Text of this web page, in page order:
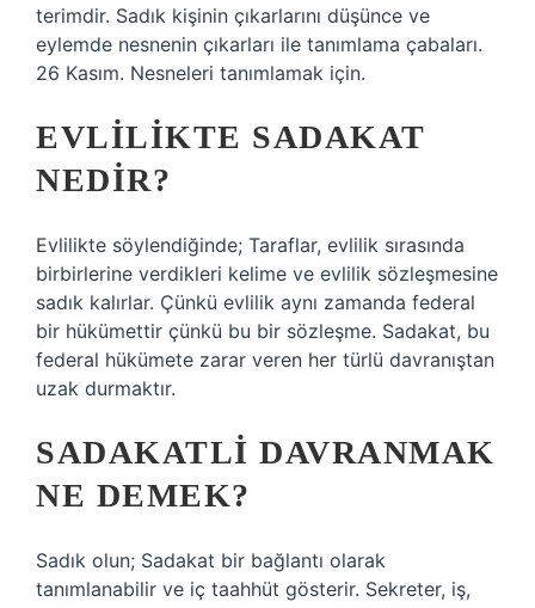
terimdir. Sadık kişinin çıkarlarını düşünce ve
eylemde nesnenin çıkarları ile tanımlama çabaları.
26 Kasım. Nesneleri tanımlamak için.
EVLILIKTE SADAKAT
NEDIR?
Evlilikte söylendiğinde; Taraflar, evlilik sırasında
birbirlerine verdikleri kelime ve evlilik sözleşmesine
sadık kalırlar. Çünkü evlilik aynı zamanda federal
bir hükümettir çünkü bu bir sözleşme. Sadakat, bu
federal hükümete zarar veren her türlü davranıştan
uzak durmaktır.
SADAKATLI DAVRANMAK
NE DEMEK?
Sadık olun; Sadakat bir bağlantı olarak
tanımlanabilir ve iç taahhüt gösterir. Sekreter, iş,